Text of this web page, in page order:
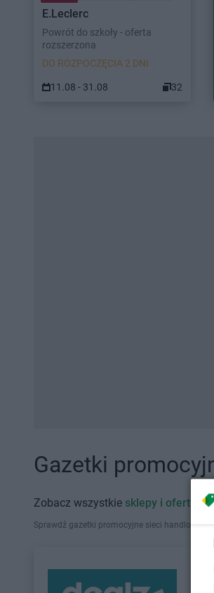
E.Leclerc
Powrót do szkoły - oferta
rozszerzona
DO ROZPOCZĘCIA 2 DNI
11.08 - 31.08 32
Gazetki
Zobacz wszystkie sklepy i oferty
Sprawdź gazetki promocyjne sieci